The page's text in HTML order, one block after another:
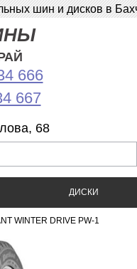
шин и дисков в
666
667
68
ДИСКИ
WINTER DRIVE PW-1